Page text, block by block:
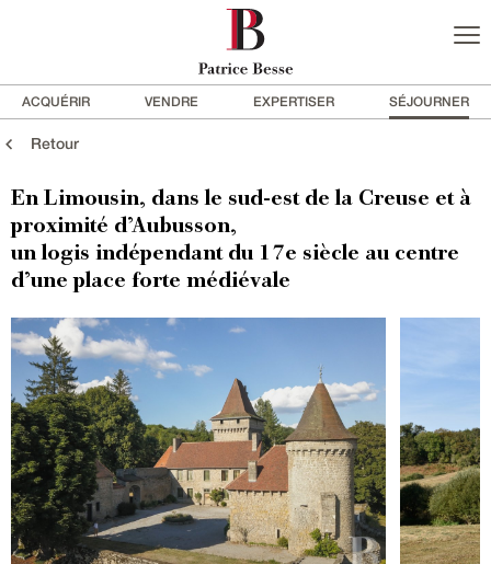
ACQUÉRIR VENDRE EXPERTISER SÉJOURNER
Retour
En Limousin, dans le sud-est de la Creuse et à
proximité d’Aubusson,
un logis indépendant du 17e siècle au centre
d’une place forte médiévale